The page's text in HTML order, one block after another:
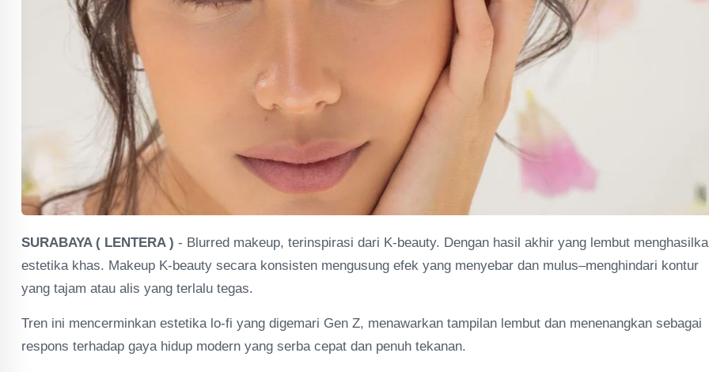
SURABAYA ( LENTERA ) - Blurred makeup, terinspirasi dari K-beauty. Dengan hasil akhir yang lembut
estetika khas. Makeup K-beauty secara konsisten mengusung efek yang menyebar dan mulus–menghindari kontur
yang tajam atau alis yang terlalu tegas.
Tren ini mencerminkan estetika lo-fi yang digemari Gen Z, menawarkan tampilan lembut dan menenangkan sebagai
respons terhadap gaya hidup modern yang serba cepat dan penuh tekanan.